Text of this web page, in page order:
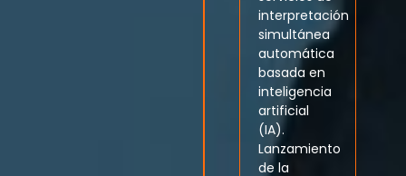
interpretación
simultánea
automática
basada en
inteligencia
artificial
(IA).
Lanzamiento
de la